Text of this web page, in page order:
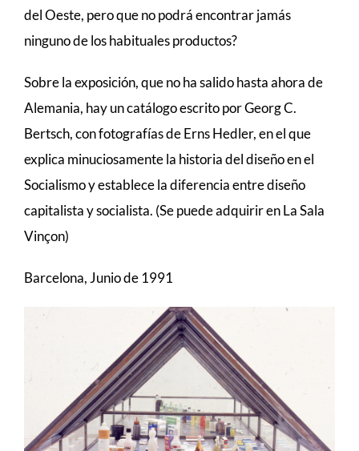
del Oeste, pero que no podrá encontrar jamás
ninguno de los habituales productos?
Sobre la exposición, que no ha salido hasta ahora de
Alemania, hay un catálogo escrito por Georg C.
Bertsch, con fotografías de Erns Hedler, en el que
explica minuciosamente la historia del diseño en el
Socialismo y establece la diferencia entre diseño
capitalista y socialista. (Se puede adquirir en La Sala
Vinçon)
Barcelona, Junio de 1991